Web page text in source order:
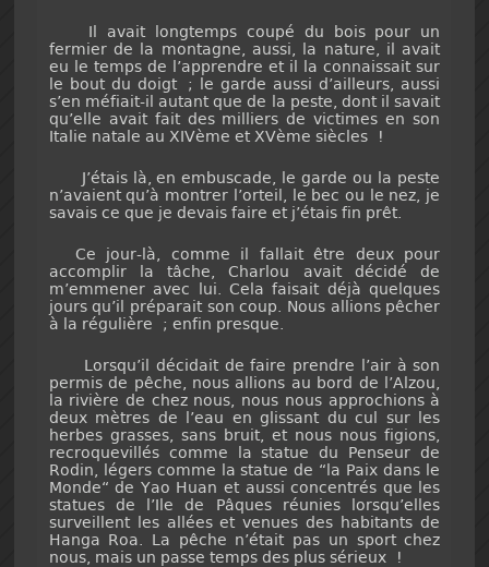
Il avait longtemps coupé du bois pour un
fermier de la montagne, aussi, la nature, il avait
eu le temps de l’apprendre et il la connaissait sur
le bout du doigt ; le garde aussi d’ailleurs, aussi
s’en méfiait-il autant que de la peste, dont il savait
qu’elle avait fait des milliers de victimes en son
Italie natale au XIVème et XVème siècles !
J’étais là, en embuscade, le garde ou la peste
n’avaient qu’à montrer l’orteil, le bec ou le nez, je
savais ce que je devais faire et j’étais fin prêt.
Ce jour-là, comme il fallait être deux pour
accomplir la tâche, Charlou avait décidé de
m’emmener avec lui. Cela faisait déjà quelques
jours qu’il préparait son coup. Nous allions pêcher
à la régulière ; enfin presque.
Lorsqu’il décidait de faire prendre l’air à son
permis de pêche, nous allions au bord de l’Alzou,
la rivière de chez nous, nous nous approchions à
deux mètres de l’eau en glissant du cul sur les
herbes grasses, sans bruit, et nous nous figions,
recroquevillés comme la statue du Penseur de
Rodin, légers comme la statue de “la Paix dans le
Monde“ de Yao Huan et aussi concentrés que les
statues de l’Ile de Pâques réunies lorsqu’elles
surveillent les allées et venues des habitants de
Hanga Roa. La pêche n’était pas un sport chez
nous, mais un passe temps des plus sérieux !